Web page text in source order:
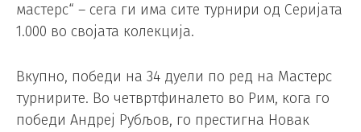
мастерс“ – сега ги има сите турнири од Серијата
1.000 во својата колекција.
Вкупно, победи на 34 дуели по ред на Мастерс
турнирите. Во четвртфиналето во Рим, кога го
победи Андреј Рубљов, го престигна Новак